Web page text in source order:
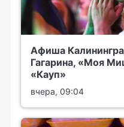
Афиша
Гагарина, «Моя
«Кауп»
вчера, 09:04